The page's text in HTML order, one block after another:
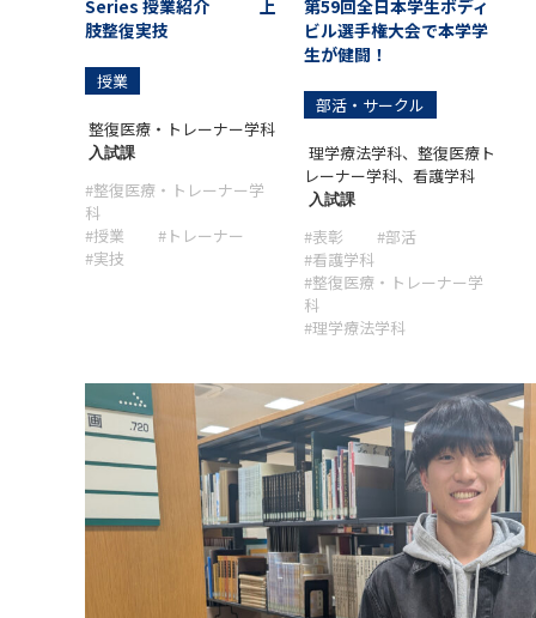
Series 授業紹介 上
肢整復実技
授業
整復医療・トレーナー学科
入試課
#整復医療・トレーナー学
科
#授業
#トレーナー
#実技
第59回全日本学生ボディ
ビル選手権大会で本学学
生が健闘！
部活・サークル
理学療法学科、整復医療ト
レーナー学科、看護学科
入試課
#表彰
#部活
#看護学科
#整復医療・トレーナー学
科
#理学療法学科